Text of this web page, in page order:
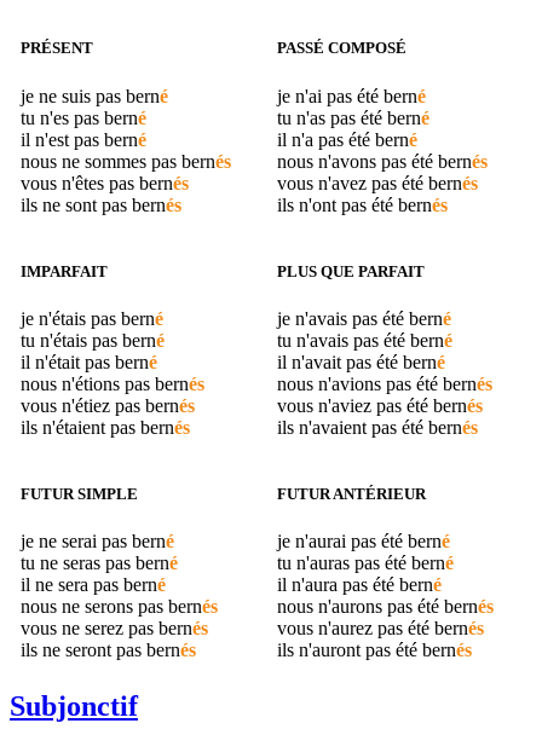
PRÉSENT
je ne suis pas berné
tu n'es pas berné
il n'est pas berné
nous ne sommes pas bernés
vous n'êtes pas bernés
ils ne sont pas bernés
PASSÉ COMPOSÉ
je n'ai pas été berné
tu n'as pas été berné
il n'a pas été berné
nous n'avons pas été bernés
vous n'avez pas été bernés
ils n'ont pas été bernés
IMPARFAIT
je n'étais pas berné
tu n'étais pas berné
il n'était pas berné
nous n'étions pas bernés
vous n'étiez pas bernés
ils n'étaient pas bernés
PLUS QUE PARFAIT
je n'avais pas été berné
tu n'avais pas été berné
il n'avait pas été berné
nous n'avions pas été bernés
vous n'aviez pas été bernés
ils n'avaient pas été bernés
FUTUR SIMPLE
je ne serai pas berné
tu ne seras pas berné
il ne sera pas berné
nous ne serons pas bernés
vous ne serez pas bernés
ils ne seront pas bernés
FUTUR ANTÉRIEUR
je n'aurai pas été berné
tu n'auras pas été berné
il n'aura pas été berné
nous n'aurons pas été bernés
vous n'aurez pas été bernés
ils n'auront pas été bernés
Subjonctif